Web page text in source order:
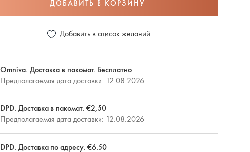
ДОБАВИТЬ В КОРЗИНУ
Добавить в список желаний
Omniva. Доставка в пакомат. Бесплатно
Предполагаемая дата доставки: 12.08.2026
DPD. Доставка в пакомат. €2,50
Предполагаемая дата доставки: 12.08.2026
DPD. Доставка по адресу. €6.50